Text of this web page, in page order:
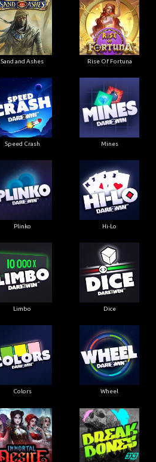
Sand and Ashes Rise Of Fortuna
Speed Crash Mines
Plinko Hi-Lo
Limbo Dice
Colors Wheel